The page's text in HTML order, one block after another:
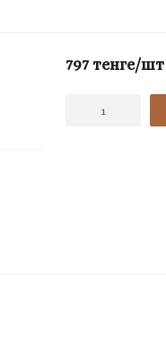
797тенге/шт